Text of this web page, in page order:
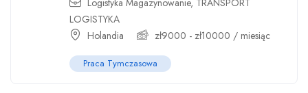
Logistyka Magazynowanie, TRANSPORT
LOGISTYKA
Holandia
zł9000 - zł10000 / miesiąc
Praca Tymczasowa